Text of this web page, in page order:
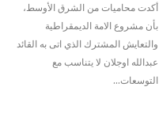
أكدت محاميات من الشرق الأوسط،
بأن مشروع الامة الديمقراطية
والتعايش المشترك الذي اتى به القائد
عبدالله اوجلان لا يتناسب مع
التوسعات…